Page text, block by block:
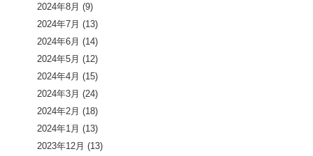
2024年8月 (9)
2024年7月 (13)
2024年6月 (14)
2024年5月 (12)
2024年4月 (15)
2024年3月 (24)
2024年2月 (18)
2024年1月 (13)
2023年12月 (13)